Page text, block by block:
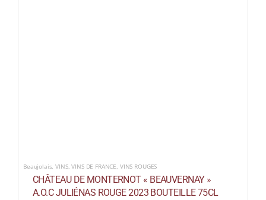
Beaujolais ,VINS,VINS DE FRANCE VINS ROUGES
CHÂTEAU DE MONTERNOT « BEAUVERNAY »
A.O.C JULIÉNAS ROUGE 2023 BOUTEILLE 75CL